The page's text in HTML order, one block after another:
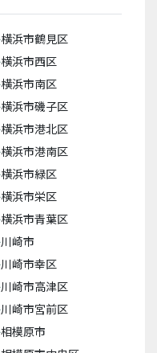
横浜市鶴見区
横浜市西区
横浜市南区
横浜市磯子区
横浜市港北区
横浜市港南区
横浜市緑区
横浜市栄区
横浜市青葉区
川崎市
川崎市幸区
川崎市高津区
川崎市宮前区
相模原市